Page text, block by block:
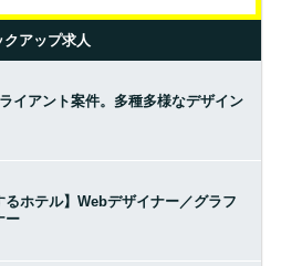
クアップ求人
イアント案件。多種多様なデザイン
るホテル】Webデザイナー／グラフ
ー